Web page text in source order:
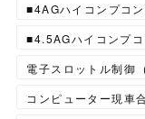
■4AGハイコンプコ
■4.5AGハイコンプ
電子スロットル制御
コンピューター現車